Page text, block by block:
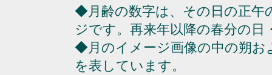
◆月齢の数字は、その日の正午
ジです。再来年以降の春分の日
◆月のイメージ画像の中の朔
を表しています。